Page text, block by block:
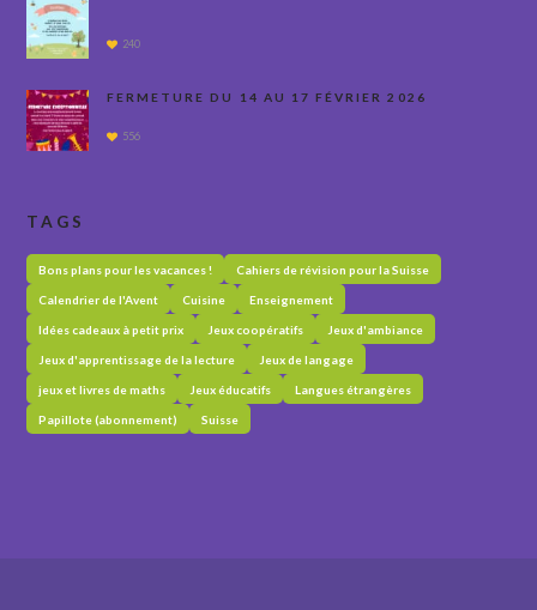
240
FERMETURE DU 14 AU 17 FÉVRIER 2026
556
TAGS
Bons plans pour les vacances ! Cahiers de révision pour la Suisse
Calendrier de l'Avent Cuisine Enseignement
Idées cadeaux à petit prix Jeux coopératifs Jeux d'ambiance
Jeux d'apprentissage de la lecture Jeux de langage
jeux et livres de maths Jeux éducatifs Langues étrangères
Papillote (abonnement) Suisse